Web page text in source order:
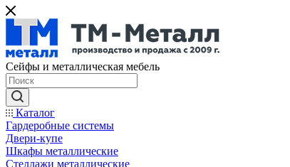
Сейфы и металлическая мебель
Каталог
Гардеробные системы
Двери-купе
Шкафы металлические
Стеллажи металлические